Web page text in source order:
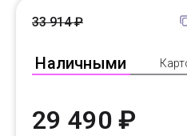
Наличными
33 914 ₽
29 490 ₽